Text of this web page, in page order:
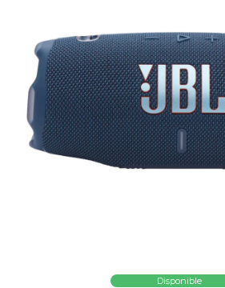
Disponible